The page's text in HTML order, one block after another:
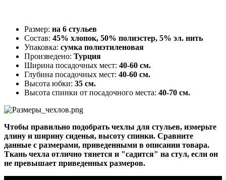
Размер: на 6 стульев
Состав: 45% хлопок, 50% полиэстер, 5% эл. нить
Упаковка: сумка полиэтиленовая
Произведено: Турция
Ширина посадочных мест: 40-60 см.
Глубина посадочных мест: 40-60 см.
Высота юбки: 35 см.
Высота спинки от посадочного места: 40-70 см.
Чтобы правильно подобрать чехлы для стульев, измерьте
длину и ширину сиденья, высоту спинки. Сравните
данные с размерами, приведенными в описании товара.
Ткань чехла отлично тянется и "садится" на стул, если он
не превышает приведенных размеров.